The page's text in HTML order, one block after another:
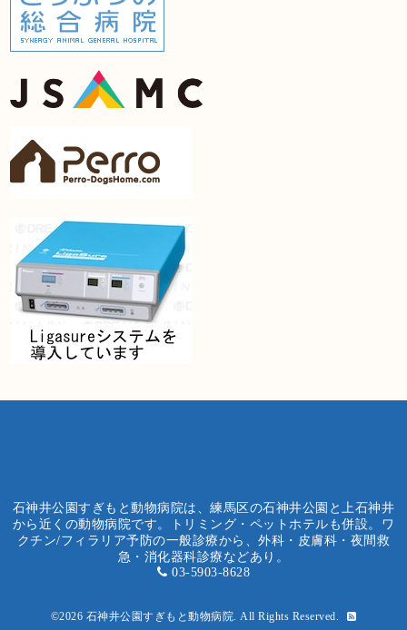
石神井公園すぎもと動物病院は、練馬区の石神井公園と上石神井
から近くの動物病院です。トリミング・ペットホテルも併設。ワ
クチン/フィラリア予防の一般診療から、外科・皮膚科・夜間救
急・消化器科診療などあり。
03-5903-8628
©2026 石神井公園すぎもと動物病院. All Rights Reserved.